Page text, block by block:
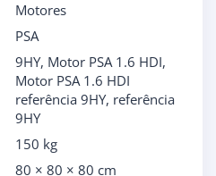
Motores
PSA
9HY, Motor PSA 1.6 HDI,
Motor PSA 1.6 HDI
referência 9HY, referência
9HY
150 kg
80 × 80 × 80 cm